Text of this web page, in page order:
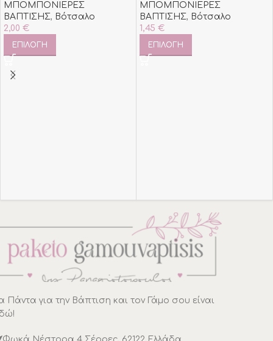
ΜΠΟΜΠΟΝΙΕΡΕΣ
ΒΑΠΤΙΣΗΣ, Βότσαλο
2,00 €
ΕΠΙΛΟΓΉ
ΜΠΟΜΠΟΝΙΕΡΕΣ
ΒΑΠΤΙΣΗΣ, Βότσαλο
1,45 €
ΕΠΙΛΟΓΉ
Πάντα για την Βάπτιση και τον Γάμο σου είναι